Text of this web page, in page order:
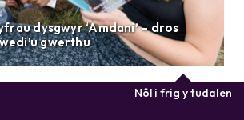
dysgwyr ‘Amdani’ – dros
gwerthu
Nôl i frig y tudalen